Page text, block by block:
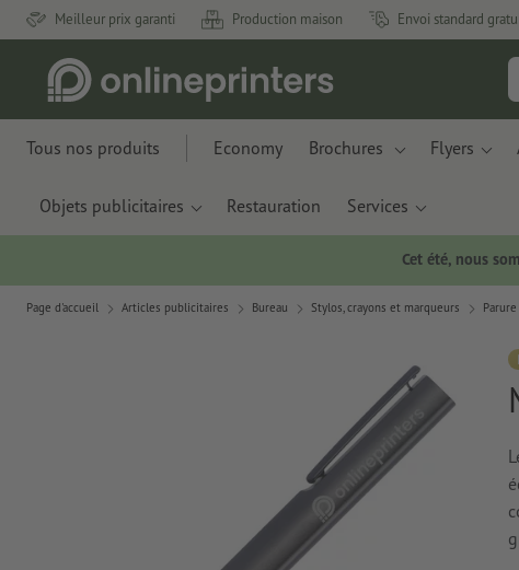
Meilleur prix garanti Production maison Envoi standard
Tous nos produits Economy Brochures Flyers
Objets publicitaires Restauration Services
Cet été, nous
Page d'accueil Articles publicitaires Bureau Stylos, crayons et marqueurs